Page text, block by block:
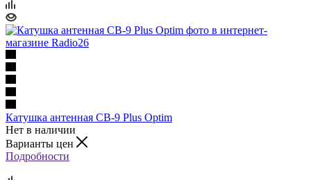
Катушка антенная CB-9 Plus Optim
Нет в наличии
Варианты цен
Подробности